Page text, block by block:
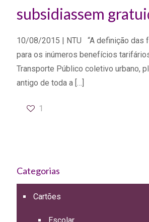
subsidiassem
10/08/2015 | NTU “A definição das
para os inúmeros benefícios
Transporte Público coletivo urbano,
antigo de toda a […]
1
Categorias
Cartões
Escolar